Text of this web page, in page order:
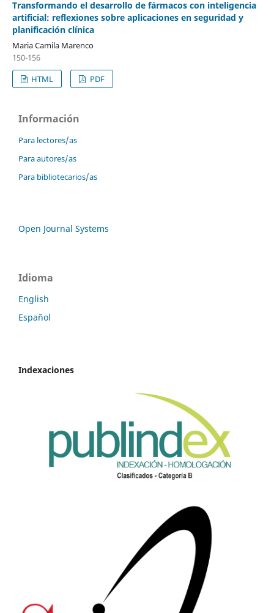
Transformando el desarrollo de fármacos con inteligencia
artificial: reflexiones sobre aplicaciones en seguridad y
planificación clínica
Maria Camila Marenco
150-156
HTML
PDF
Información
Para lectores/as
Para autores/as
Para bibliotecarios/as
Open Journal Systems
Idioma
English
Español
Indexaciones